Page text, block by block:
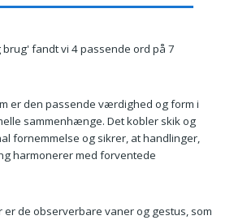
fandt vi 4 passende ord på 7
er den passende værdighed og form i
sammenhænge. Det kobler skik og
fornemmelse og sikrer, at handlinger,
harmonerer med forventede
er de observerbare vaner og gestus, som